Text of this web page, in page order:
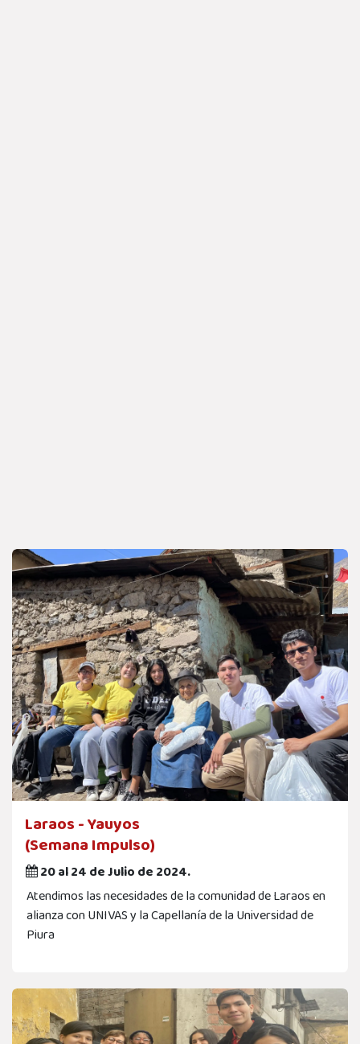
Laraos - Yauyos ​
(Semana Impulso)
20 al 24 de Julio de 2024.
Atendimos las necesidades de la comunidad de Laraos en
alianza con UNIVAS y la Capellanía de la Universidad de
Piura